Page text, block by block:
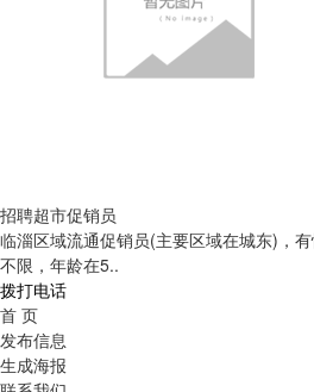
招聘超市促销员
临淄区域流通促销员(主要区域在城东)，
不限，年龄在5..
拨打电话
首 页
发布信息
生成海报